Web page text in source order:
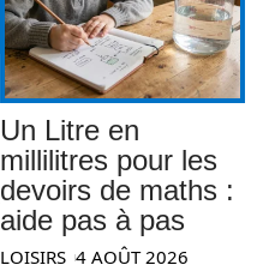
Un Litre en
millilitres pour les
devoirs de maths :
aide pas à pas
LOISIRS 4 AOÛT 2026